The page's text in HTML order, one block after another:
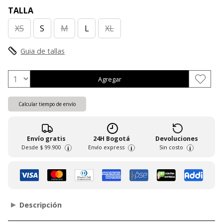
TALLA
XS
S M L XL
Guia de tallas
Agregar
Calcular tiempo de envío
Envío gratis
Desde $ 99.900 i
24H Bogotá
Envío express i
Devoluciones
Sin costo i
Descripción